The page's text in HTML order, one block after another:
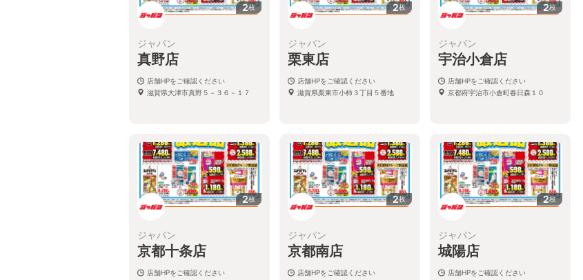
2枚
ジャパン
真野店
店舗HPをご確認ください
滋賀県大津市真野５－３６－１７
2枚
ジャパン
栗東店
店舗HPをご確認ください
滋賀県栗東市小柿３丁目５番地
2枚
ジャパン
宇治小倉店
店舗HPをご確認ください
京都府宇治市小倉町春日森１０
2枚
ジャパン
京都十条店
店舗HPをご確認ください
2枚
ジャパン
京都南店
店舗HPをご確認ください
2枚
ジャパン
城陽店
店舗HPをご確認ください